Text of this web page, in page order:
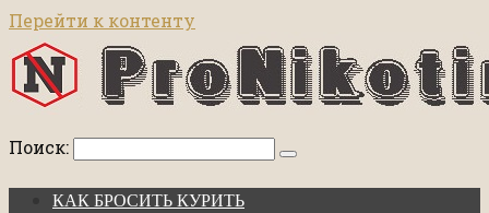
Перейти к контенту
Поиск:
КАК БРОСИТЬ КУРИТЬ